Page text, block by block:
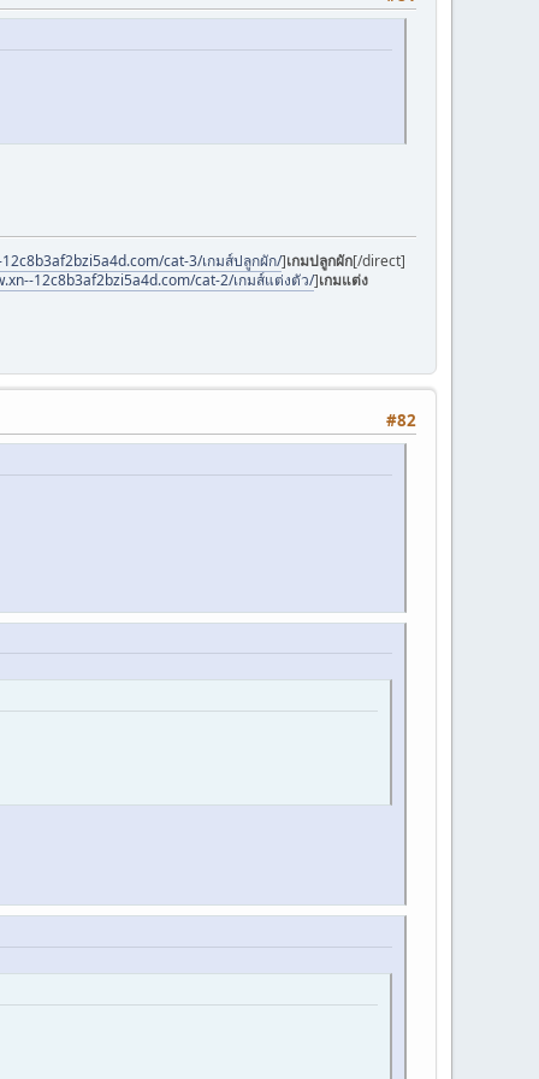
cat-3/เกมส์ปลูกผัก/]เกมปลูกผัก[/direct]
12c8b3af2bzi5a4d.com/cat-2/เกมส์แต่งตัว/]เกมแต่ง
#82